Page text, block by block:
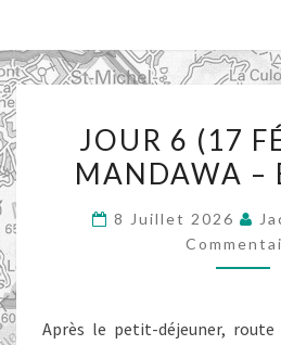
(17
:
JOUR 6 (17
MANDAWA –
8 Juillet 2026
Après le petit-déjeuner, route